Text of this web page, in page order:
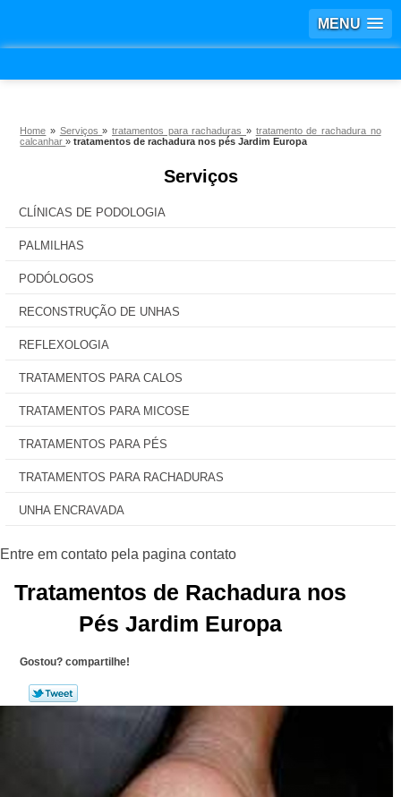
MENU
Home » Serviços»tratamentos para rachaduras » tratamento de rachadura no
calcanhar»tratamentos de rachadura nos pés Jardim Europa
Serviços
CLÍNICAS DE PODOLOGIA
PALMILHAS
PODÓLOGOS
RECONSTRUÇÃO DE UNHAS
REFLEXOLOGIA
TRATAMENTOS PARA CALOS
TRATAMENTOS PARA MICOSE
TRATAMENTOS PARA PÉS
TRATAMENTOS PARA RACHADURAS
UNHA ENCRAVADA
Tratamentos de Rachadura nos
Pés Jardim Europa
Gostou? compartilhe!